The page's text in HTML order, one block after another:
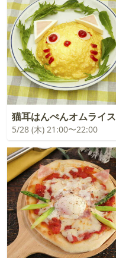
猫耳はんぺんオムライス
5/28 (木) 21:00〜22:00